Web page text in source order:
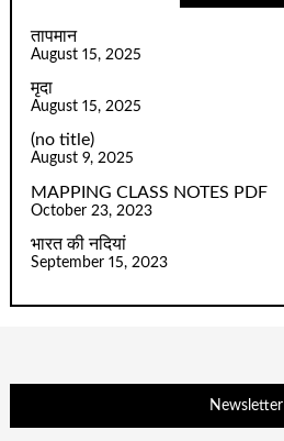
तापमान
August 15, 2025
मृदा
August 15, 2025
(no title)
August 9, 2025
MAPPING CLASS NOTES PDF
October 23, 2023
भारत की नदियां
September 15, 2023
Newsletter